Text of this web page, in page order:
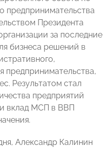
предпринимательства
Президента
за последние
бизнеса решений в
предпринимательства,
Результатом стал
предприятий
и вклад МСП в ВВП
Александр Калинин